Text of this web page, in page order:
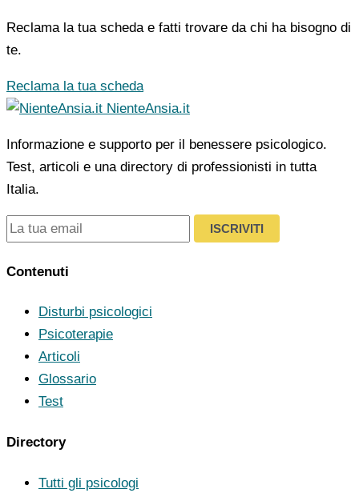
Reclama la tua scheda e fatti trovare da chi ha bisogno di
te.
Reclama la tua scheda
NienteAnsia.it
Informazione e supporto per il benessere psicologico.
Test, articoli e una directory di professionisti in tutta
Italia.
ISCRIVITI
Contenuti
Disturbi psicologici
Psicoterapie
Articoli
Glossario
Test
Directory
Tutti gli psicologi